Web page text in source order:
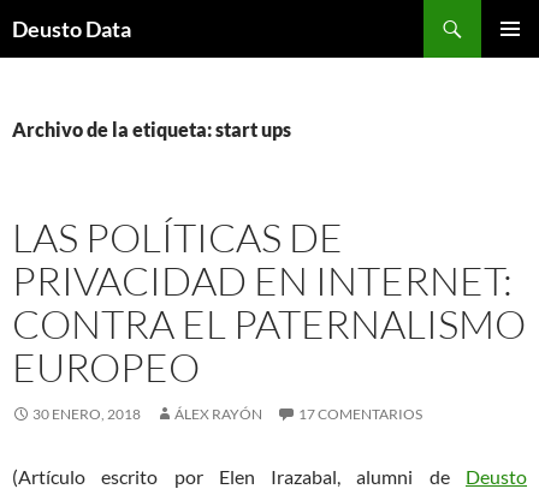
Deusto Data
Archivo de la etiqueta: start ups
LAS POLÍTICAS DE
PRIVACIDAD EN INTERNET:
CONTRA EL PATERNALISMO
EUROPEO
30 ENERO, 2018 ÁLEX RAYÓN 17 COMENTARIOS
(Artículo escrito por Elen Irazabal, alumni de Deusto